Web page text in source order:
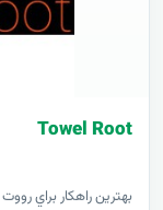
Towel Root
بهترين راهکار براي